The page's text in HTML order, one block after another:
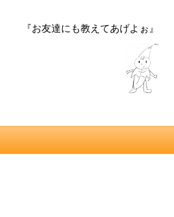
『お友達にも教えてあげよぉ』